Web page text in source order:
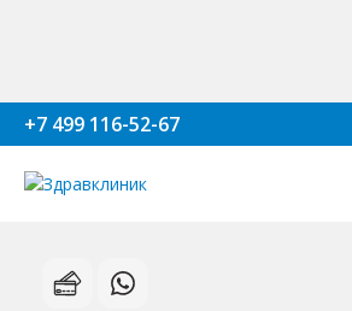
+7 499 116-52-67